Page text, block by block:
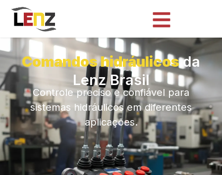
Comandos hidráulicosda
Lenz Brasil
Controle preciso e confiável para
sistemas hidráulicos em diferentes
aplicações.